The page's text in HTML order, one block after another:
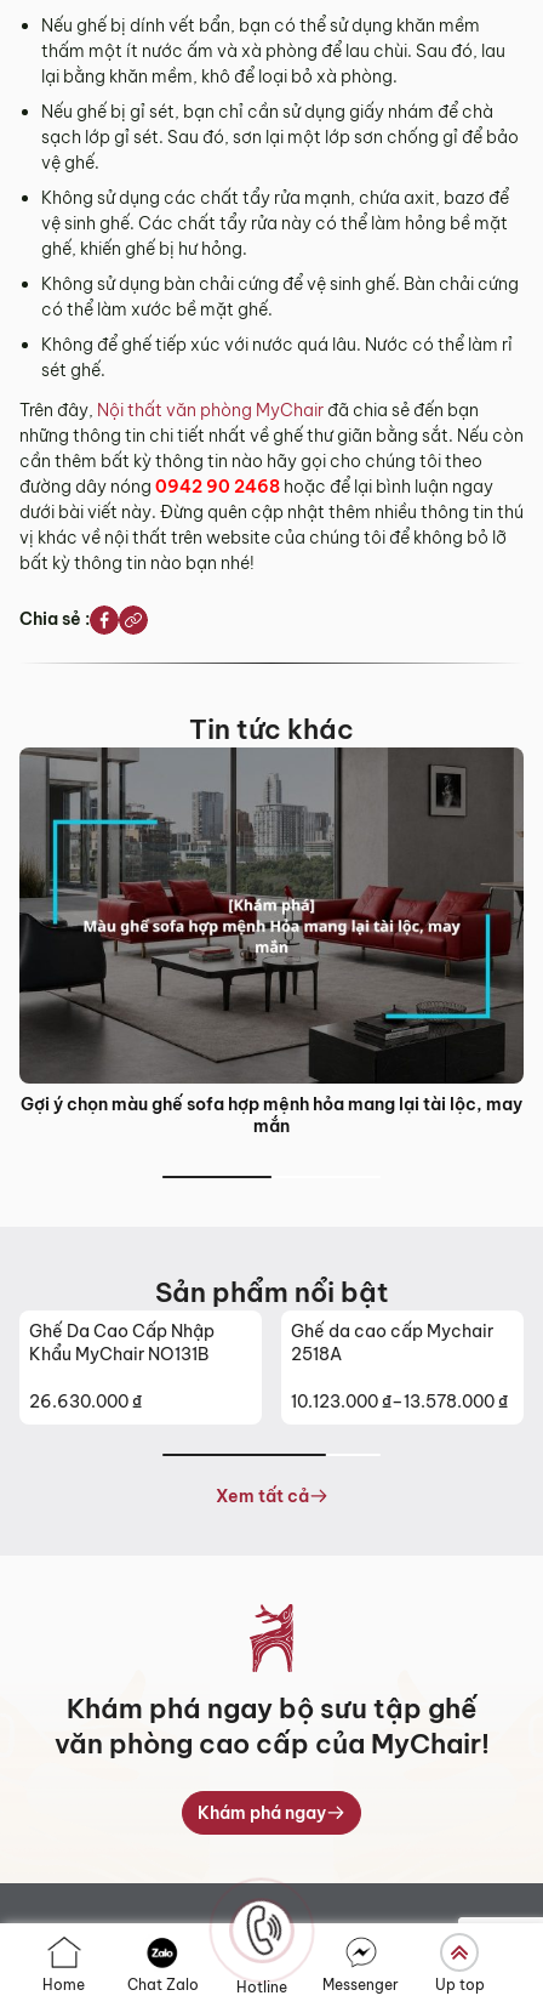
Nếu ghế bị dính vết bẩn, bạn có thể sử dụng khăn mềm
thấm một ít nước ấm và xà phòng để lau chùi. Sau đó, lau
lại bằng khăn mềm, khô để loại bỏ xà phòng.
Nếu ghế bị gỉ sét, bạn chỉ cần sử dụng giấy nhám để chà
sạch lớp gỉ sét. Sau đó, sơn lại một lớp sơn chống gỉ để bảo
vệ ghế.
Không sử dụng các chất tẩy rửa mạnh, chứa axit, bazơ để
vệ sinh ghế. Các chất tẩy rửa này có thể làm hỏng bề mặt
ghế, khiến ghế bị hư hỏng.
Không sử dụng bàn chải cứng để vệ sinh ghế. Bàn chải cứng
có thể làm xước bề mặt ghế.
Không để ghế tiếp xúc với nước quá lâu. Nước có thể làm rỉ
sét ghế.
Trên đây, Nội thất văn phòng MyChair đã chia sẻ đến bạn
những thông tin chi tiết nhất về ghế thư giãn bằng sắt. Nếu còn
cần thêm bất kỳ thông tin nào hãy gọi cho chúng tôi theo
đường dây nóng 0942 90 2468 hoặc để lại bình luận ngay
dưới bài viết này. Đừng quên cập nhật thêm nhiều thông tin thú
vị khác về nội thất trên website của chúng tôi để không bỏ lỡ
bất kỳ thông tin nào bạn nhé!
Chia sẻ :
Tin tức khác
Gợi ý chọn màu ghế sofa hợp mệnh hỏa mang lại tài lộc, may
mắn
Sản phẩm nổi bật
Ghế Da Cao Cấp Nhập
Khẩu MyChair NO131B
26.630.000₫
Ghế da cao cấp Mychair
2518A
10.123.000₫–13.578.000₫
Khoảng
10.123.000 ₫
Xem tất cả
Khám phá ngay bộ sưu tập ghế
văn phòng cao cấp của MyChair!
Khám phá ngay
Home Chat Zalo Hotline Messenger Up top